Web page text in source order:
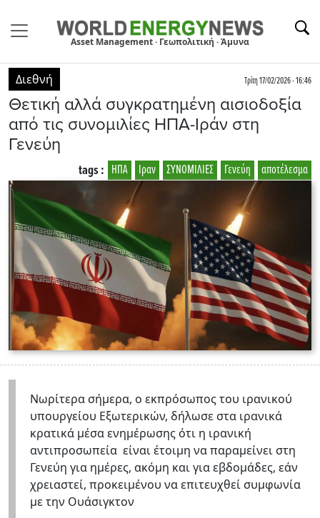
Asset Management · Γεωπολιτική · Άμυνα
Διεθνή Τρίτη 17/02/2026 - 16:46
Θετική αλλά συγκρατημένη αισιοδοξία
από τις συνομιλίες ΗΠΑ-Ιράν στη
Γενεύη
αποτέλεσμα
Γενεύη
ΣΥΝΟΜΙΛΙΕΣ
Ιραν
ΗΠΑ
tags :
Νωρίτερα σήμερα, ο εκπρόσωπος του ιρανικού
υπουργείου Εξωτερικών, δήλωσε στα ιρανικά
κρατικά μέσα ενημέρωσης ότι η ιρανική
αντιπροσωπεία είναι έτοιμη να παραμείνει στη
Γενεύη για ημέρες, ακόμη και για εβδομάδες, εάν
χρειαστεί, προκειμένου να επιτευχθεί συμφωνία
με την Ουάσιγκτον